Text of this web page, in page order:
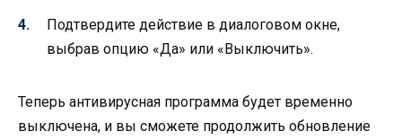
Подтвердите действие в диалоговом окне,
выбрав опцию «Да» или «Выключить».
Теперь антивирусная программа будет временно
выключена, и вы сможете продолжить обновление